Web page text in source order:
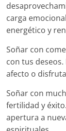
carga
energético y
Soñar con
con tus
afecto o
Soñar con
fertilidad y
apertura a